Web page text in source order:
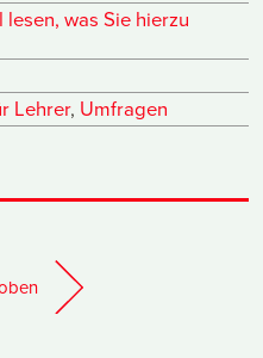
lesen, was Sie hierzu
Lehrer, Umfragen